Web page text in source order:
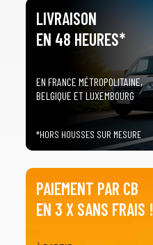
PRÉCISEZ LE MODÈLE
Tous les modèles
LIVRAISON
EN 48 HEURES*
EN FRANCE MÉTROPOLITAINE,
BELGIQUE ET LUXEMBOURG
*HORS HOUSSES SUR MESURE
PAIEMENT PAR CB
EN 3 X SANS FRAIS !